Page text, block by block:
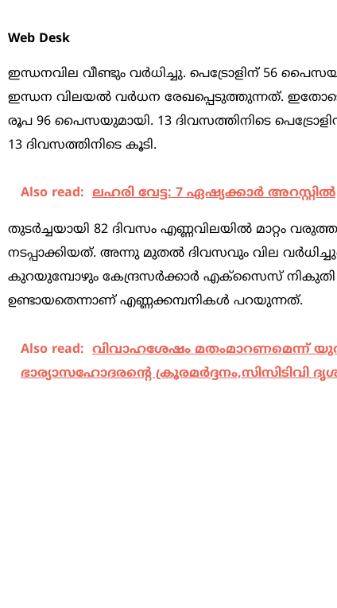
Web Desk
ഇന്ധനവില വീണ്ടും വർധിച്ചു. പെട്രോളിന് 56
ഇന്ധന വിലയൽ വർധന രേഖപ്പെടുത്തുന്നത്. ഇതോടെ
രൂപ 96 പൈസയുമായി. 13 ദിവസത്തിനിടെ
13 ദിവസത്തിനിടെ കൂടി.
Also read: ലഹരി വേട്ട: 7 ഏഷ്യക്കാര്‍ അറസ്റ്റില്‍
തുടർച്ചയായി 82 ദിവസം എണ്ണവിലയിൽ മാറ്റം
നടപ്പാക്കിയത്. അന്നു മുതൽ ദിവസവും വില
കുറയുമ്പോഴും കേന്ദ്രസർക്കാർ എക്‌സൈസ് നികുതി
ഉണ്ടായതെന്നാണ് എണ്ണക്കമ്പനികൾ പറയുന്നത്.
Also read: വിവാഹശേഷം മതംമാറണമെന്ന്
ഭാര്യാസഹോദരന്റെ ക്രൂരമര്‍ദ്ദനം,സിസിടിവി